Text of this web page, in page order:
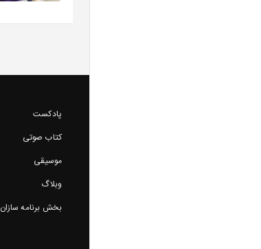
پادکست
کتاب صوتی
موسیقی
وبلاگ
بخش برنامه سازان